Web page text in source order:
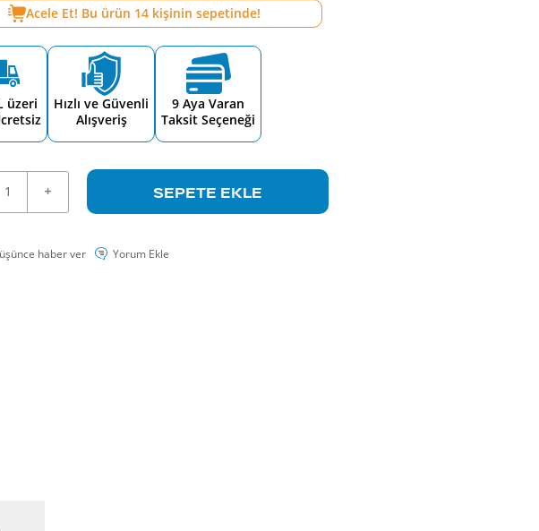
Acele Et! Bu ürün 14kişinin sepetinde!
üzeri
Hızlı ve Güvenli
Alışveriş
9 Aya Varan
Taksit Seçeneği
SEPETE EKLE
haber ver Yorum Ekle